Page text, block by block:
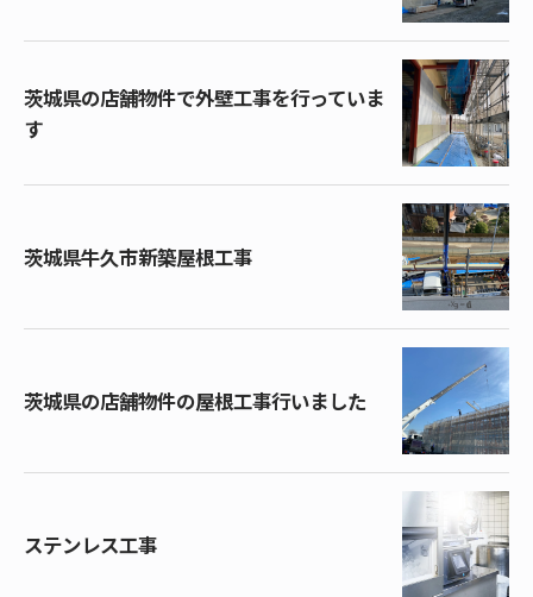
茨城県の店舗物件で外壁工事を行っていま
す
茨城県牛久市新築屋根工事
茨城県の店舗物件の屋根工事行いました
ステンレス工事